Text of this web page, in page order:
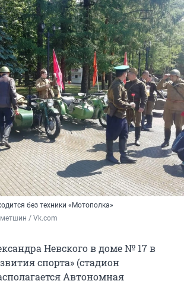
без техники «Мотополка»
/ Vk.com
Невского в доме № 17 в
спорта» (стадион
Автономная